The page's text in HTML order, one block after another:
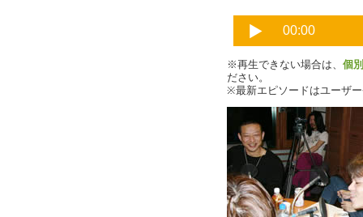
※再生できない場合は、 個
ださい。
※最新エピソードはユーザ